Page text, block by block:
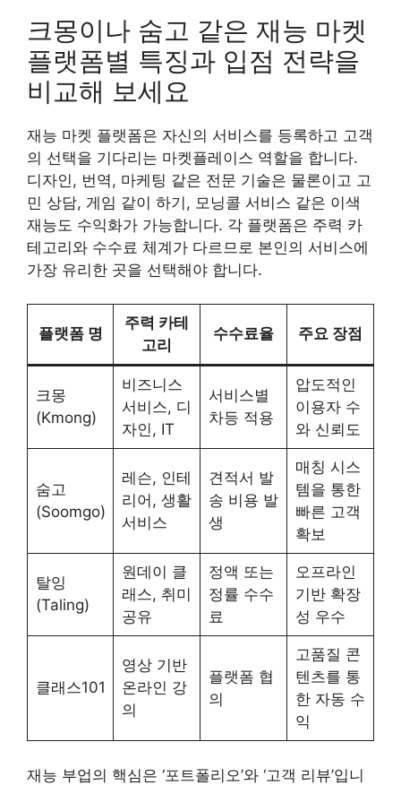
크몽이나 숨고 같은 재능 마켓
플랫폼별 특징과 입점 전략을
비교해 보세요
재능 마켓 플랫폼은 자신의 서비스를 등록하고 고객
의 선택을 기다리는 마켓플레이스 역할을 합니다.
디자인, 번역, 마케팅 같은 전문 기술은 물론이고 고
민 상담, 게임 같이 하기, 모닝콜 서비스 같은 이색
재능도 수익화가 가능합니다. 각 플랫폼은 주력 카
테고리와 수수료 체계가 다르므로 본인의 서비스에
가장 유리한 곳을 선택해야 합니다.
플랫폼 명
주력 카테
고리
수수료율 주요 장점
크몽
(Kmong)
비즈니스
서비스, 디
자인, IT
서비스별
차등 적용
압도적인
이용자 수
와 신뢰도
숨고
(Soomgo)
레슨, 인테
리어, 생활
서비스
견적서 발
송 비용 발
생
매칭 시스
템을 통한
빠른 고객
확보
탈잉
(Taling)
원데이 클
래스, 취미
공유
정액 또는
정률 수수
료
오프라인
기반 확장
성 우수
클래스101
영상 기반
온라인 강
의
플랫폼 협
의
고품질 콘
텐츠를 통
한 자동 수
익
재능 부업의 핵심은 ‘포트폴리오’와 ‘고객 리뷰’입니